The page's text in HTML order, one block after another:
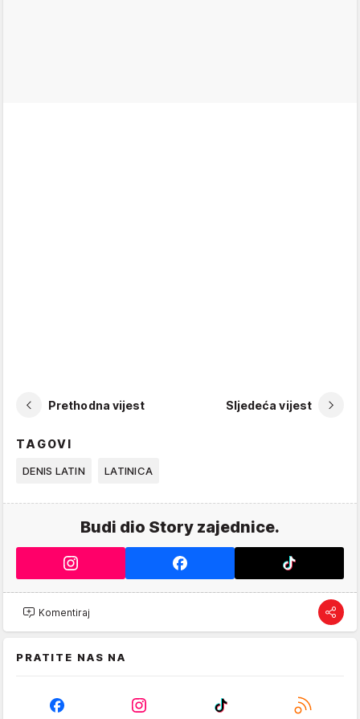
Prethodna vijest Sljedeća vijest
TAGOVI
DENIS LATIN LATINICA
Budi dio Story zajednice.
Komentiraj
PRATITE NAS NA